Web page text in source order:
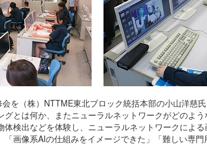
を（株）NTTME東北ブロック統括本部の小山洋慈
グとは何か、またニューラルネットワークがどのよ
検出などを体験し、ニューラルネットワークによ
画像系AIの仕組みをイメージできた」「難しい専